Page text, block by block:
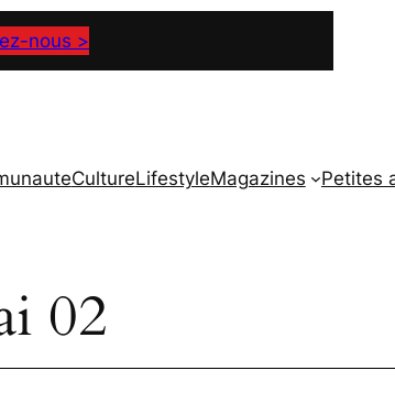
nous >
CultureLifestyleMagazines Petites
02